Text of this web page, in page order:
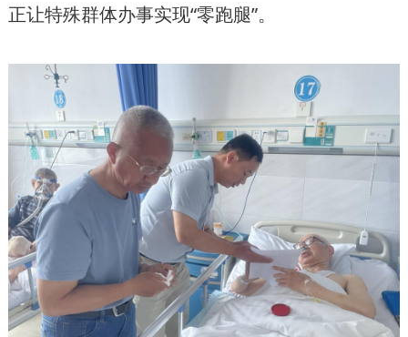
正让特殊群体办事实现“零跑腿”。